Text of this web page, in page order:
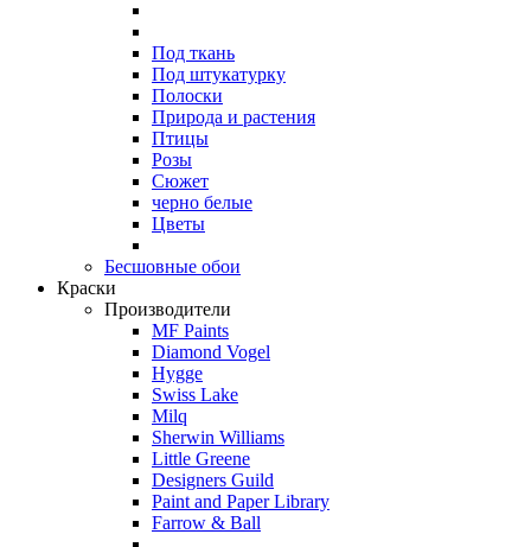
Под ткань
Под штукатурку
Полоски
Природа и растения
Птицы
Розы
Сюжет
черно белые
Цветы
Бесшовные обои
Краски
Производители
MF Paints
Diamond Vogel
Hygge
Swiss Lake
Milq
Sherwin Williams
Little Greene
Designers Guild
Paint and Paper Library
Farrow & Ball